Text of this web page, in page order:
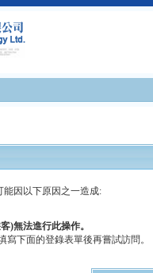
因以下原因之一造成:
)無法進行此操作。
寫下面的登錄表單後再嘗試訪問。